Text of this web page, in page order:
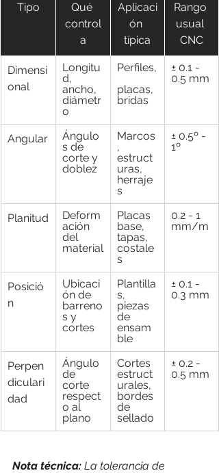
Tipo
Qué
control
a
Aplicaci
ón
típica
Rango
usual
CNC
Dimensi
onal
Longitu
d,
ancho,
diámetr
o
Perfiles,
placas,
bridas
± 0.1 -
0.5 mm
Angular
Ángulo
s de
corte y
doblez
Marcos
,
estruct
uras,
herraje
s
± 0.5º -
1º
Planitud
Deform
ación
del
material
Placas
base,
tapas,
costale
s
0.2 - 1
mm/m
Posició
n
Ubicaci
ón de
barreno
s y
cortes
Plantilla
s,
piezas
de
ensam
ble
± 0.1 -
0.3 mm
Perpen
diculari
dad
Ángulo
de
corte
respect
o al
plano
Cortes
estruct
urales,
bordes
de
sellado
± 0.2 -
0.5 mm
Nota técnica: La tolerancia de